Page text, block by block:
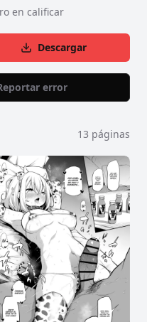
en calificar
Descargar
error
13 páginas